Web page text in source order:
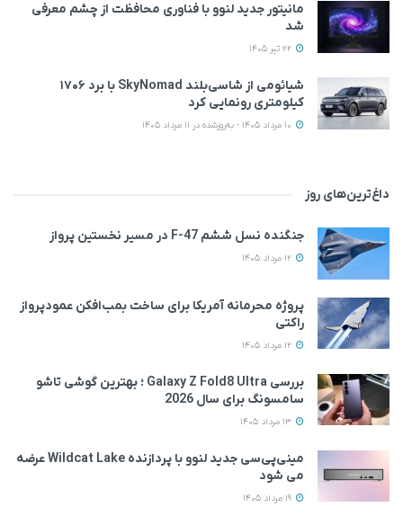
مانیتور جدید لنوو با فناوری محافظت از چشم معرفی
شد
شیائومی از شاسی‌بلند SkyNomad با برد ۱۷۰۶
کیلومتری رونمایی کرد
داغ‌ترین‌های روز
جنگنده نسل ششم F-47 در مسیر نخستین پرواز
پروژه محرمانه آمریکا برای ساخت بمب‌افکن عمودپرواز
راکتی
بررسی Galaxy Z Fold8 Ultra ؛ بهترین گوشی تاشو
سامسونگ برای سال 2026
مینی‌پی‌سی جدید لنوو با پردازنده Wildcat Lake عرضه
می‌ شود